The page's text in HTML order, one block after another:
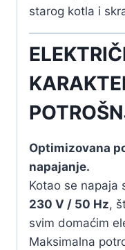
starog kotla i
Optimizovana
napajanje.
Kotao se napaja
230 V / 50 Hz,
svim domaćim
Maksimalna